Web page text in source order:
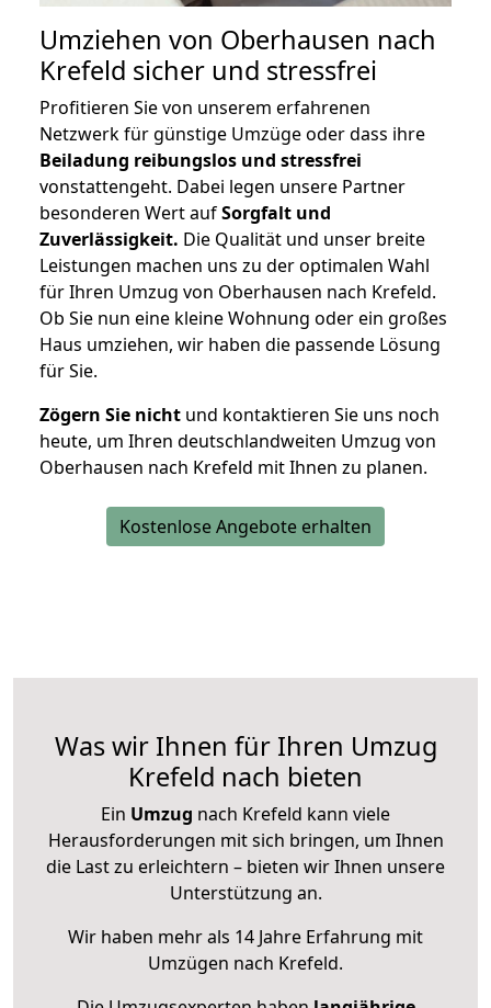
Umziehen von Oberhausen nach
Krefeld sicher und stressfrei
Profitieren Sie von unserem erfahrenen
Netzwerk für günstige Umzüge oder dass ihre
Beiladung reibungslos und stressfrei
vonstattengeht. Dabei legen unsere Partner
besonderen Wert aufSorgfalt und
Zuverlässigkeit. Die Qualität und unser breite
Leistungen machen uns zu der optimalen Wahl
für Ihren Umzug von Oberhausen nach Krefeld.
Ob Sie nun eine kleine Wohnung oder ein großes
Haus umziehen, wir haben die passende Lösung
für Sie.
Zögern Sie nicht und kontaktieren Sie uns noch
heute, um Ihren deutschlandweiten Umzug von
Oberhausen nach Krefeld mit Ihnen zu planen.
Kostenlose Angebote erhalten
Was wir Ihnen für Ihren Umzug
Krefeld nach bieten
Ein Umzug nach Krefeld kann viele
Herausforderungen mit sich bringen, um Ihnen
die Last zu erleichtern – bieten wir Ihnen unsere
Unterstützung an.
Wir haben mehr als 14 Jahre Erfahrung mit
Umzügen nach Krefeld.